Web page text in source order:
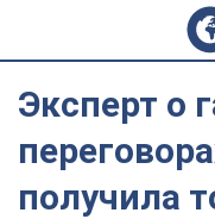
Эксперт о
получила